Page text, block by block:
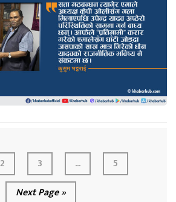
2 3 ...
5
Next Page »